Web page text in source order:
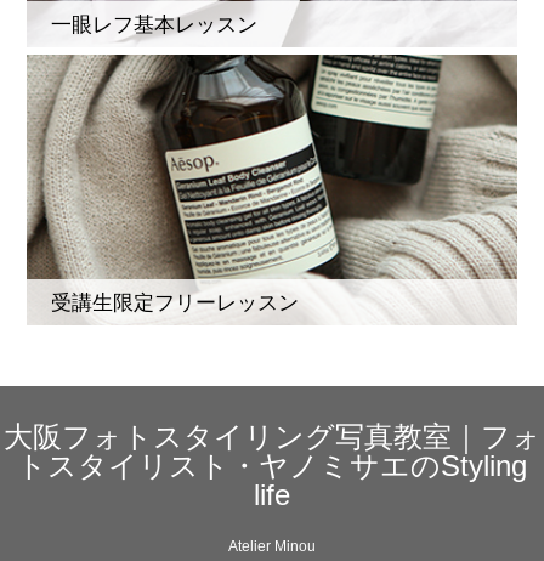
一眼レフ基本レッスン
受講生限定フリーレッスン
大阪フォトスタイリング写真教室｜フォ
トスタイリスト・ヤノミサエのStyling
life
Atelier Minou